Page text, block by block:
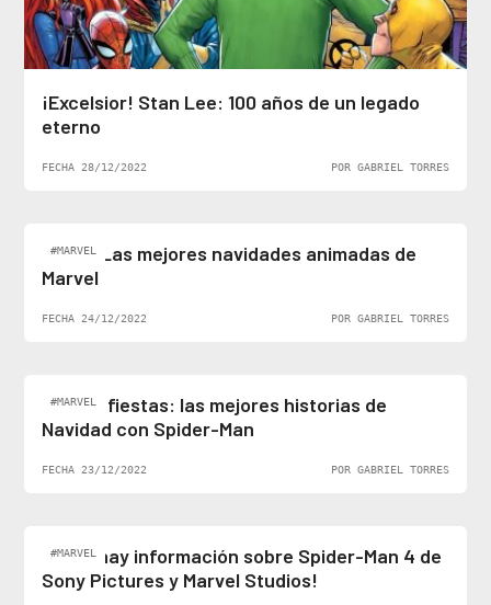
¡Excelsior! Stan Lee: 100 años de un legado
eterno
FECHA 28/12/2022 POR GABRIEL TORRES
#MARVEL
Top 5: Las mejores navidades animadas de
Marvel
FECHA 24/12/2022 POR GABRIEL TORRES
#MARVEL
Felices fiestas: las mejores historias de
Navidad con Spider-Man
FECHA 23/12/2022 POR GABRIEL TORRES
#MARVEL
¡Al fin hay información sobre Spider-Man 4 de
Sony Pictures y Marvel Studios!